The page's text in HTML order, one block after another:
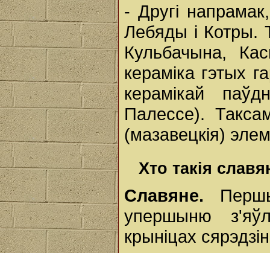
- Другі
Лебяды і Котры.
Кульбачына,
кераміка гэтых
керамікай
Палессе).
(мазавецкія)
Хто такія
Славяне.
упершыню
крыніцах